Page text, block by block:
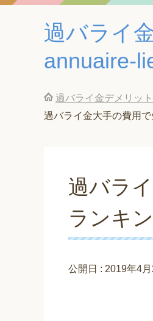
過バライ
annuaire-
過バライ金デメリッ
過バライ金大手の費用
過バラ
ランキ
公開日 : 2019年4月